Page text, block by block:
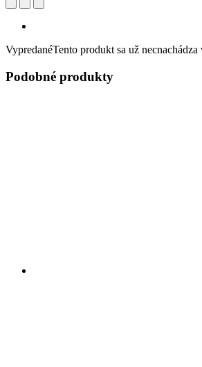
VypredanéTento produkt sa už necnachádza
Podobné produkty